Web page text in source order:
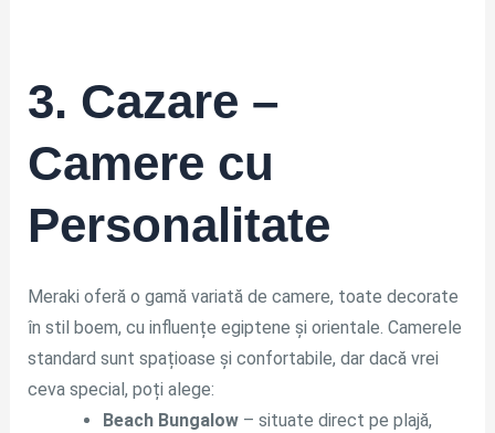
3. Cazare –
Camere cu
Personalitate
Meraki oferă o gamă variată de camere, toate decorate
în stil boem, cu influențe egiptene și orientale. Camerele
standard sunt spațioase și confortabile, dar dacă vrei
ceva special, poți alege:
Beach Bungalow– situate direct pe plajă,